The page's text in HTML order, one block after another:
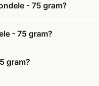
- 75 gram?
- 75 gram?
gram?